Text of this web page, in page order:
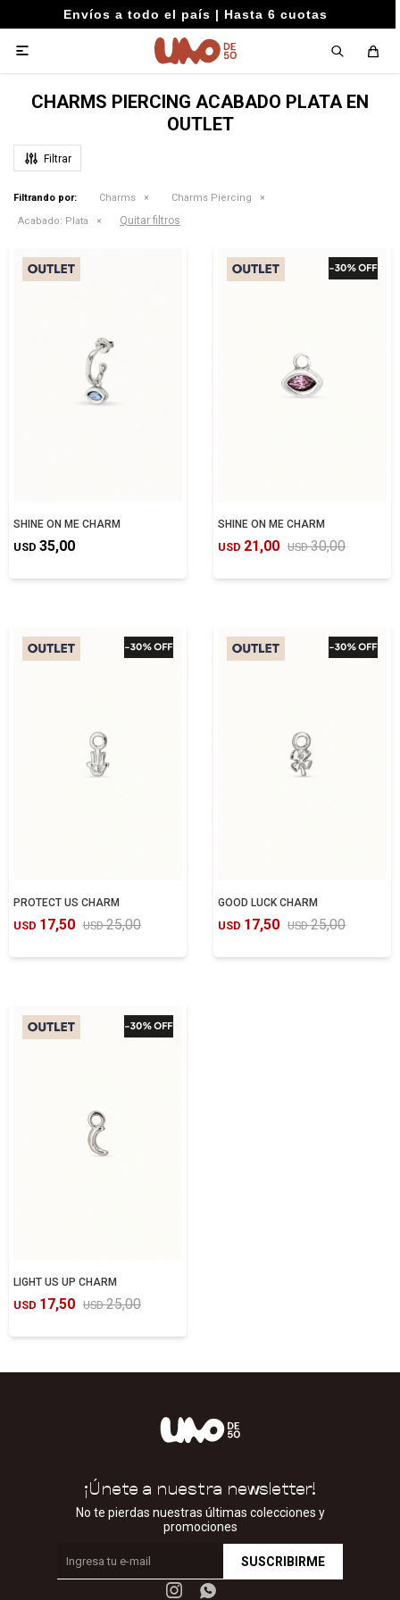
Envíos a todo el país | Hasta 6 cuotas

CHARMS PIERCING ACABADO PLATA EN
OUTLET
Filtrando por: Charms
Charms Piercing
Acabado: Plata Quitar filtros
SHINE ON ME CHARM
USD 35,00
SHINE ON ME CHARM
USD 21,00 USD 30,00
PROTECT US CHARM
USD 17,50 USD 25,00
GOOD LUCK CHARM
USD 17,50 USD 25,00
LIGHT US UP CHARM
USD 17,50 USD 25,00
¡Únete a nuestra newsletter!
No te pierdas nuestras últimas colecciones y
promociones
SUSCRIBIRME
 